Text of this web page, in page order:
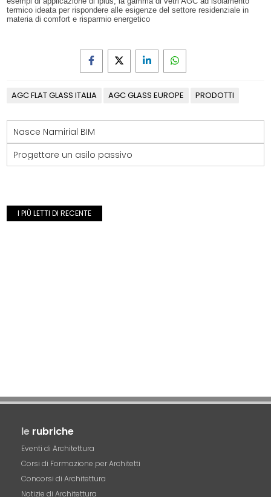
termico ideata per rispondere alle esigenze del settore residenziale in
materia di comfort e risparmio energetico
AGC FLAT GLASS ITALIA AGC GLASS EUROPE PRODOTTI
Nasce Namirial BIM
Progettare un asilo passivo
I PIÙ LETTI DI RECENTE
le rubriche
Eventi di Architettura
Corsi di Formazione per Architetti
Concorsi di Architettura
Notizie di Architettura